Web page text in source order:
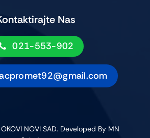
Nas
021-553-902
NOVI SAD. Developed By MN